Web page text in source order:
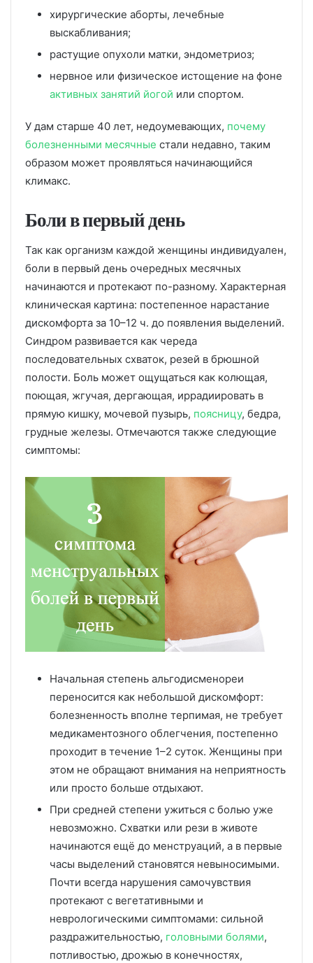
хирургические аборты, лечебные
выскабливания;
растущие опухоли матки, эндометриоз;
нервное или физическое истощение на фоне
активных занятий йогой или спортом.
У дам старше 40 лет, недоумевающих, почему
болезненными месячные стали недавно, таким
образом может проявляться начинающийся
климакс.
Боли в первый день
Так как организм каждой женщины индивидуален,
боли в первый день очередных месячных
начинаются и протекают по-разному. Характерная
клиническая картина: постепенное нарастание
дискомфорта за 10–12 ч. до появления выделений.
Синдром развивается как череда
последовательных схваток, резей в брюшной
полости. Боль может ощущаться как колющая,
поющая, жгучая, дергающая, иррадиировать в
прямую кишку, мочевой пузырь, поясницу, бедра,
грудные железы. Отмечаются также следующие
симптомы:
Начальная степень альгодисменореи
переносится как небольшой дискомфорт:
болезненность вполне терпимая, не требует
медикаментозного облегчения, постепенно
проходит в течение 1–2 суток. Женщины при
этом не обращают внимания на неприятность
или просто больше отдыхают.
При средней степени ужиться с болью уже
невозможно. Схватки или рези в животе
начинаются ещё до менструаций, а в первые
часы выделений становятся невыносимыми.
Почти всегда нарушения самочувствия
протекают с вегетативными и
неврологическими симптомами: сильной
раздражительностью, головными болями,
потливостью, дрожью в конечностях,